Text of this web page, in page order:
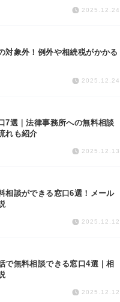
2025.12.24
対象外！例外や相続税がかかる
2025.12.24
7選｜法律事務所への無料相談
れも紹介
2025.12.13
相談ができる窓口6選！メール
2025.12.12
で無料相談できる窓口4選｜相
2025.12.12